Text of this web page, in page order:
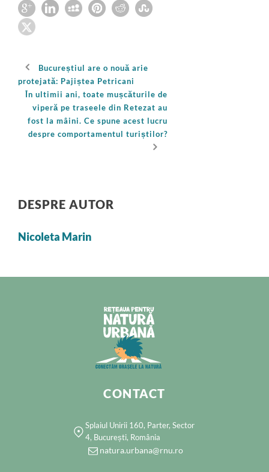
Bucureștiul are o nouă arie
protejată: Pajiștea Petricani
În ultimii ani, toate mușcăturile de
viperă pe traseele din Retezat au
fost la mâini. Ce spune acest lucru
despre comportamentul turiștilor?
DESPRE AUTOR
Nicoleta Marin
CONTACT
Splaiul Unirii 160, Parter, Sector
4, București, România
natura.urbana@rnu.ro